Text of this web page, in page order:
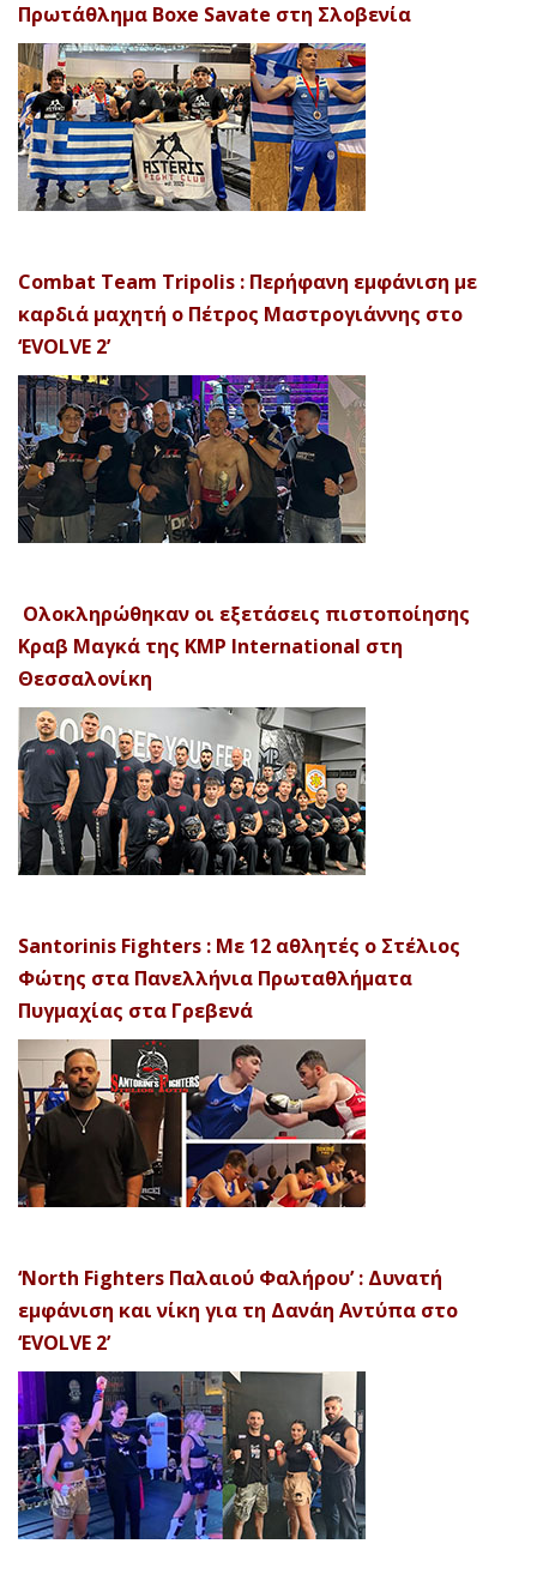
Πρωτάθλημα Boxe Savate στη Σλοβενία
Combat Team Tripolis : Περήφανη εμφάνιση με
καρδιά μαχητή ο Πέτρος Μαστρογιάννης στο
‘EVOLVE 2’
Ολοκληρώθηκαν οι εξετάσεις πιστοποίησης
Κραβ Μαγκά της KMP International στη
Θεσσαλονίκη
Santorinis Fighters : Με 12 αθλητές ο Στέλιος
Φώτης στα Πανελλήνια Πρωταθλήματα
Πυγμαχίας στα Γρεβενά
‘North Fighters Παλαιού Φαλήρου’ : Δυνατή
εμφάνιση και νίκη για τη Δανάη Αντύπα στο
‘EVOLVE 2’